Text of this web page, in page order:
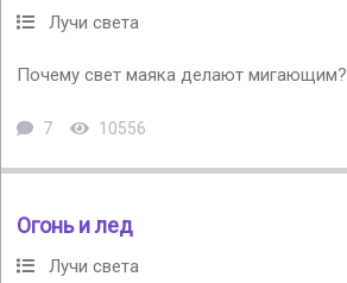
Лучи света
Почему свет маяка делают мигающим?
7 10556
Огонь и лед
Лучи света